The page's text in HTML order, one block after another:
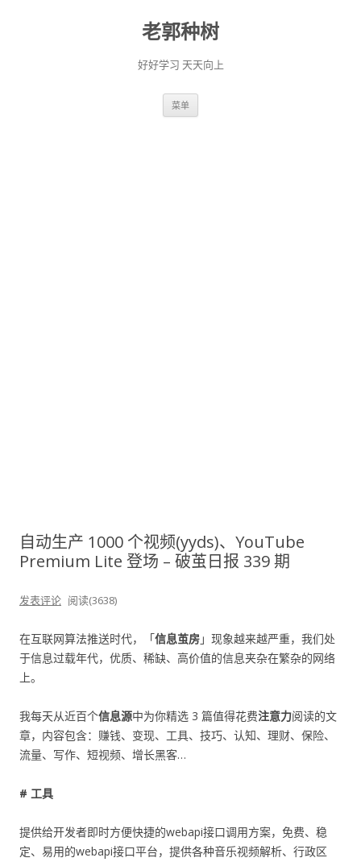
老郭种树
好好学习 天天向上
菜单
自动生产 1000 个视频(yyds)、YouTube
Premium Lite 登场 – 破茧日报 339 期
发表评论 阅读(3638)
在互联网算法推送时代，「信息茧房」现象越来越严重，我们处
于信息过载年代，优质、稀缺、高价值的信息夹杂在繁杂的网络
上。
我每天从近百个信息源中为你精选 3 篇值得花费注意力阅读的文
章，内容包含：赚钱、变现、工具、技巧、认知、理财、保险、
流量、写作、短视频、增长黑客…
# 工具
提供给开发者即时方便快捷的webapi接口调用方案，免费、稳
定、易用的webapi接口平台，提供各种音乐视频解析、行政区